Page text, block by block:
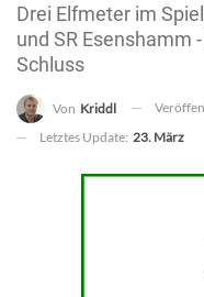
Drei Elfmeter im
und SR Esenshamm
Schluss
Von Kriddl
Letztes Update: 23. März